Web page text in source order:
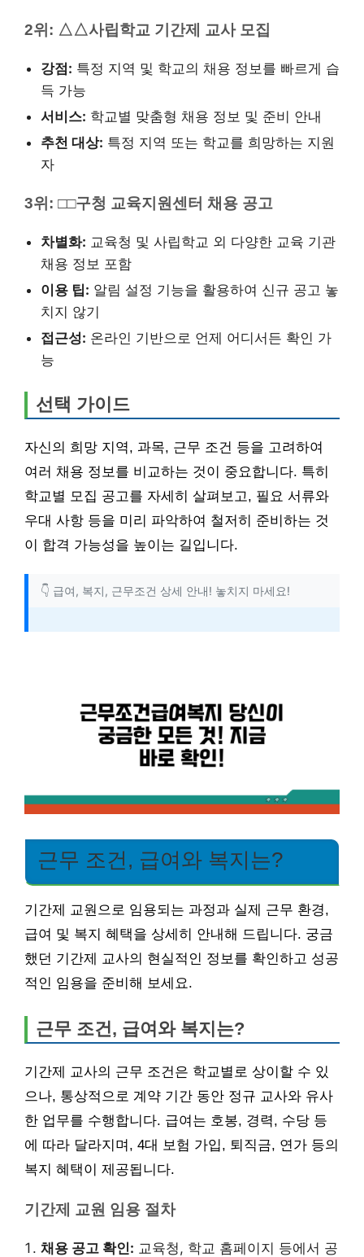
2위: △△사립학교 기간제 교사 모집
강점: 특정 지역 및 학교의 채용 정보를 빠르게 습
득 가능
서비스: 학교별 맞춤형 채용 정보 및 준비 안내
추천 대상: 특정 지역 또는 학교를 희망하는 지원
자
3위: □□구청 교육지원센터 채용 공고
차별화: 교육청 및 사립학교 외 다양한 교육 기관
채용 정보 포함
이용 팁: 알림 설정 기능을 활용하여 신규 공고 놓
치지 않기
접근성: 온라인 기반으로 언제 어디서든 확인 가
능
선택 가이드
자신의 희망 지역, 과목, 근무 조건 등을 고려하여
여러 채용 정보를 비교하는 것이 중요합니다. 특히
학교별 모집 공고를 자세히 살펴보고, 필요 서류와
우대 사항 등을 미리 파악하여 철저히 준비하는 것
이 합격 가능성을 높이는 길입니다.
👇 급여, 복지, 근무조건 상세 안내! 놓치지 마세요!
근무 조건, 급여와 복지는?
기간제 교원으로 임용되는 과정과 실제 근무 환경,
급여 및 복지 혜택을 상세히 안내해 드립니다. 궁금
했던 기간제 교사의 현실적인 정보를 확인하고 성공
적인 임용을 준비해 보세요.
근무 조건, 급여와 복지는?
기간제 교사의 근무 조건은 학교별로 상이할 수 있
으나, 통상적으로 계약 기간 동안 정규 교사와 유사
한 업무를 수행합니다. 급여는 호봉, 경력, 수당 등
에 따라 달라지며, 4대 보험 가입, 퇴직금, 연가 등의
복지 혜택이 제공됩니다.
기간제 교원 임용 절차
채용 공고 확인: 교육청, 학교 홈페이지 등에서 공